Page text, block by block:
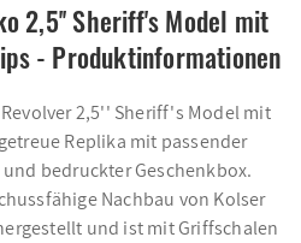
2,5'' Sheriff's Model mit
- Produktinformationen
2,5'' Sheriff's Model mit
Replika mit passender
bedruckter Geschenkbox.
Nachbau von Kolser
und ist mit Griffschalen